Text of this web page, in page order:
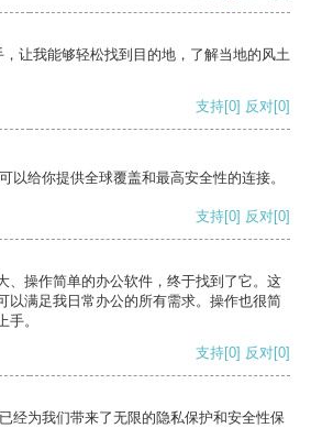
让我能够轻松找到目的地，了解当地的风土
支持[0] 反对[0]
以给你提供全球覆盖和最高安全性的连接。
支持[0] 反对[0]
、操作简单的办公软件，终于找到了它。这
以满足我日常办公的所有需求。操作也很简
。
支持[0] 反对[0]
经为我们带来了无限的隐私保护和安全性保